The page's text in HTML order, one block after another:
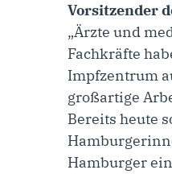
Vorsitzender
„Ärzte und
Fachkräfte
Impfzentrum
großartige
Bereits heute
Hamburger